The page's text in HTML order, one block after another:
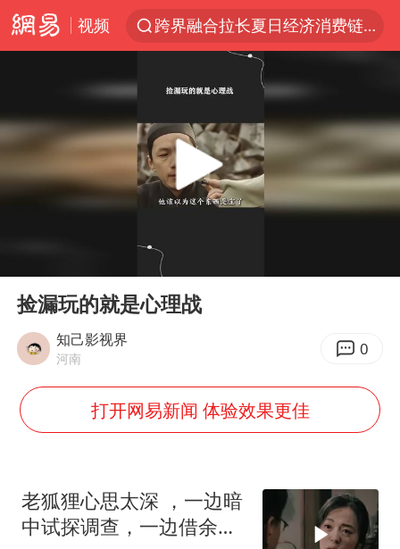
视频
跨界融合拉长夏日经济消费链条
白海豚5次眼壁置换
王艺迪无缘横滨赛决赛
国足U17与阿森纳决赛取消 并列冠军
上海大部迎大暴雨
“伊斯兰版北约”出现
上交绝杀清华 姚明笑出表情包
白海豚在海上打了个结
曝美下令调查弹药库存信息遭泄露事件
银河系根本不是扁平圆盘
Play
捡漏玩的就是心理战
知己影视界
河南 0
打开网易新闻 体验效果更佳
老狐狸心思太深 ，一边暗
中试探调查，一边借余则